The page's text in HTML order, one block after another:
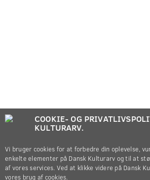
COOKIE- OG
KULTURARV.
Vi bruger cookies for at forbedre din oplevelse,
enkelte elementer på Dansk Kulturarv og til at
af vores services. Ved at klikke videre på Dansk
vores brug af cookies.